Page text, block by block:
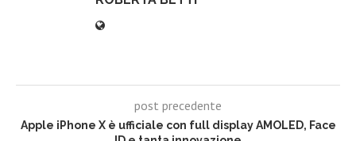
post precedente
Apple iPhone X è ufficiale con full display AMOLED, Face